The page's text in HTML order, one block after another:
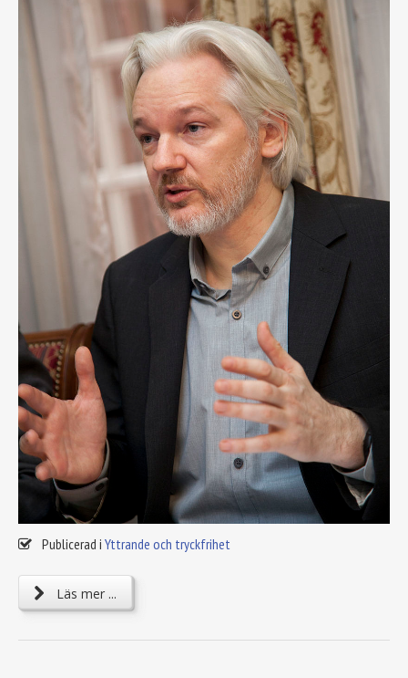
Publicerad i Yttrande och tryckfrihet
Läs mer ...